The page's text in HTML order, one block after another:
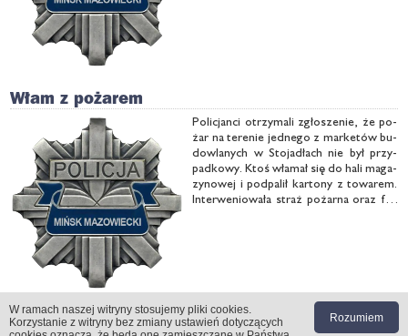
Włam z pożarem
Po­li­cjan­ci otrzy­ma­li zgło­sze­nie, że po­
żar na te­re­nie jed­ne­go z mar­ke­tów bu­
dow­la­nych w Sto­ja­dłach nie był przy­
pad­ko­wy. Ktoś wła­mał się do ha­li ma­ga­
zy­no­wej i pod­pa­lił kar­to­ny z to­wa­rem.
In­ter­we­nio­wa­ła straż po­żar­na oraz fir­
[1] « 5|6|7|8|9 [42]
W ramach naszej witryny stosujemy pliki cookies.
Korzystanie z witryny bez zmiany ustawień dotyczących
Rozumiem